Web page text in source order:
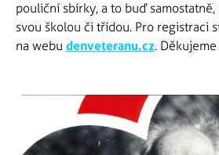
pouliční sbírky, a to buď
svou školou či třídou. Pro registraci
na webu denveteranu.cz.